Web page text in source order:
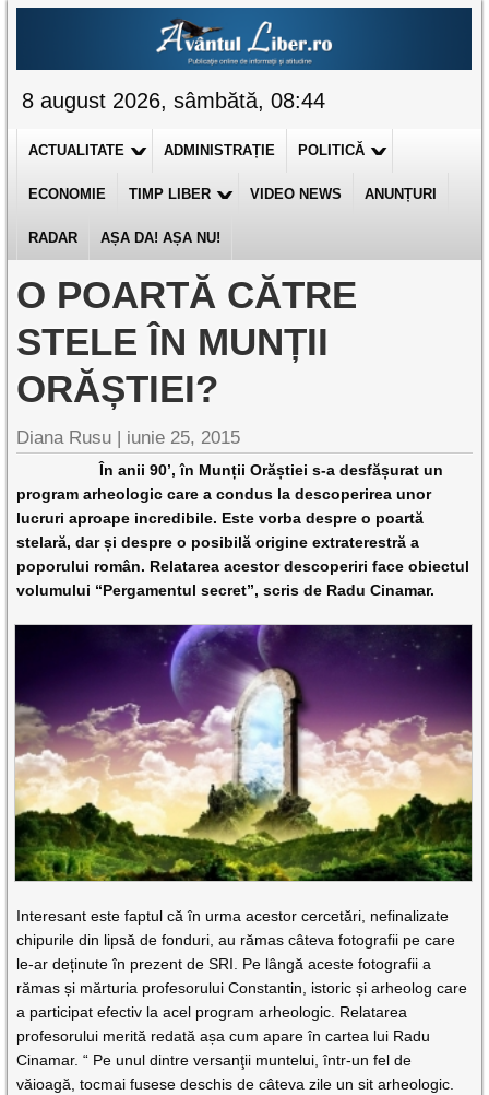
8 august 2026, sâmbătă, 08:44
ACTUALITATE ADMINISTRAȚIE POLITICĂ
ECONOMIE TIMP LIBER VIDEO NEWS ANUNȚURI
RADAR AȘA DA! AȘA NU!
O POARTĂ CĂTRE
STELE ÎN MUNȚII
ORĂȘTIEI?
Diana Rusu | iunie 25, 2015
În anii 90’, în Munții Orăștiei s-a desfășurat un
program arheologic care a condus la descoperirea unor
lucruri aproape incredibile. Este vorba despre o poartă
stelară, dar și despre o posibilă origine extraterestră a
poporului român. Relatarea acestor descoperiri face obiectul
volumului “Pergamentul secret”, scris de Radu Cinamar.
Interesant este faptul că în urma acestor cercetări, nefinalizate
chipurile din lipsă de fonduri, au rămas câteva fotografii pe care
le-ar deținute în prezent de SRI. Pe lângă aceste fotografii a
rămas și mărturia profesorului Constantin, istoric și arheolog care
a participat efectiv la acel program arheologic. Relatarea
profesorului merită redată așa cum apare în cartea lui Radu
Cinamar. “ Pe unul dintre versanţii muntelui, într-un fel de
văioagă, tocmai fusese deschis de câteva zile un sit arheologic.